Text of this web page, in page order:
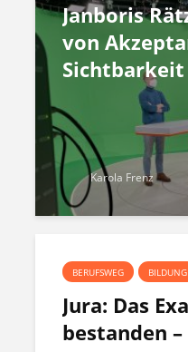
Janboris
von
Sichtbarkeit
Karola Frenz
BERUFSWEG BILDUNG
Jura: Das
bestanden